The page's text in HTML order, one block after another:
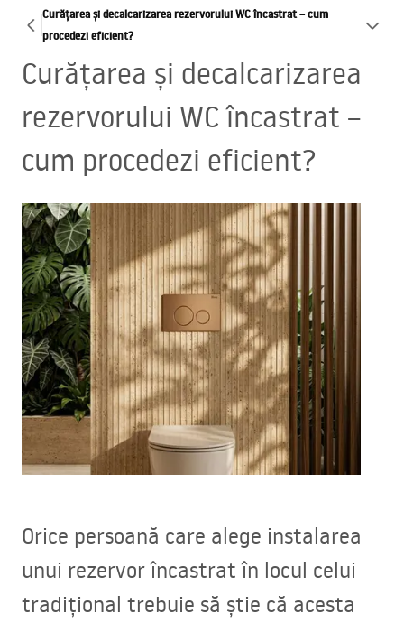
Curățarea și decalcarizarea rezervorului WC încastrat – cum
procedezi eficient?
Curățarea și decalcarizarea
rezervorului WC încastrat –
cum procedezi eficient?
Orice persoană care alege instalarea
unui rezervor încastrat în locul celui
tradițional trebuie să știe că acesta